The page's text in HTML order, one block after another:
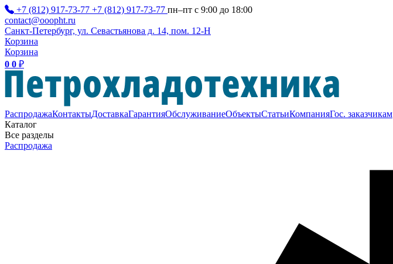
+7 (812) 917-73-77 +7 (812) 917-73-77 пн–пт с 9:00 до 18:00
contact@ooopht.ru
Санкт-Петербург, ул. Севастьянова д. 14, пом. 12-Н
Корзина
Корзина
0 0 ₽
РаспродажаКонтактыДоставкаГарантияОбслуживаниеОбъектыСтатьиКомпанияГос. заказчикам
Каталог
Все разделы
Распродажа